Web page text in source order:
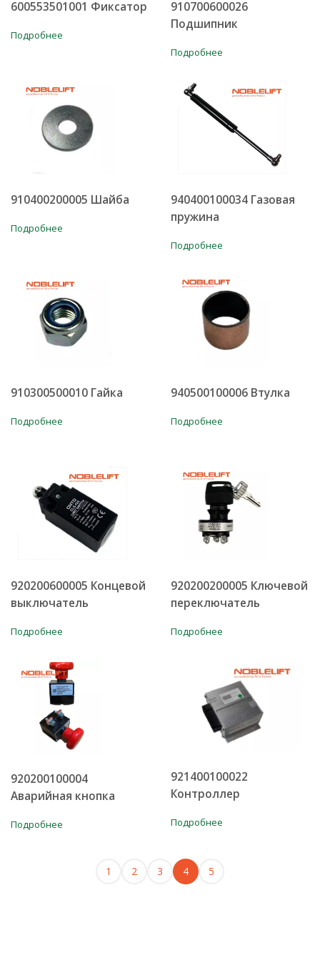
600553501001 Фиксатор
Подробнее
910700600026
Подшипник
Подробнее
910400200005 Шайба
Подробнее
940400100034 Газовая
пружина
Подробнее
910300500010 Гайка
Подробнее
940500100006 Втулка
Подробнее
920200600005 Концевой
выключатель
Подробнее
920200200005 Ключевой
переключатель
Подробнее
920200100004
Аварийная кнопка
Подробнее
921400100022
Контроллер
Подробнее
1 2 3 4 5